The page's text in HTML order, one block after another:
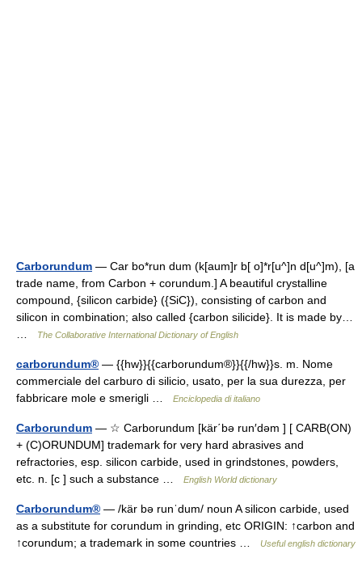
Carborundum — Car bo*run dum (k[aum]r b[ o]*r[u^]n d[u^]m), [a
trade name, from Carbon + corundum.] A beautiful crystalline
compound, {silicon carbide} ({SiC}), consisting of carbon and
silicon in combination; also called {carbon silicide}. It is made by…
The Collaborative International Dictionary of English
carborundum® — {{hw}}{{carborundum®}}{{/hw}}s. m. Nome
commerciale del carburo di silicio, usato, per la sua durezza, per
fabbricare mole e smerigli …
Enciclopedia di italiano
Carborundum — ☆ Carborundum [kär΄bə run′dəm ] [ CARB(ON)
+ (C)ORUNDUM] trademark for very hard abrasives and
refractories, esp. silicon carbide, used in grindstones, powders,
etc. n. [c ] such a substance …
English World dictionary
Carborundum® — /kär bə runˈdum/ noun A silicon carbide, used
as a substitute for corundum in grinding, etc ORIGIN: ↑carbon and
↑corundum; a trademark in some countries …
Useful english dictionary